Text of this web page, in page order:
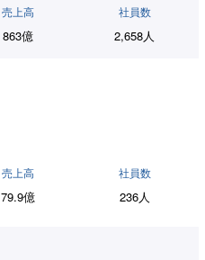
売上高
863億
社員数
2,658人
売上高
79.9億
社員数
236人